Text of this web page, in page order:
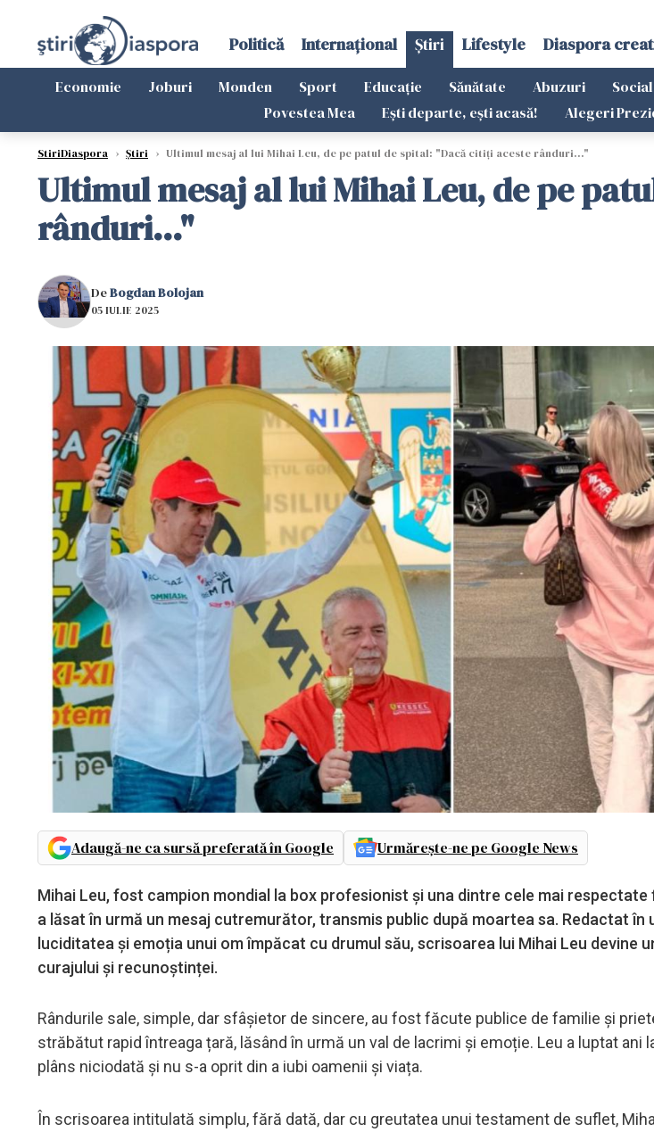
Politică Internațional Știri Lifestyle Diaspora
Economie Joburi Monden Sport Educație Sănătate Abuzuri Social
Povestea Mea
Ești departe, ești acasă! Alegeri
StiriDiaspora › Știri › Ultimul mesaj al lui Mihai Leu, de pe patul de spital: "Dacă citiți aceste rânduri..."
Ultimul mesaj al lui Mihai Leu, de pe
rânduri..."
DeBogdan Bolojan
05 IULIE 2025
Adaugă-ne ca sursă preferată în Google Urmărește-ne pe Google News
Mihai Leu, fost campion mondial la box profesionist și una dintre cele mai
a lăsat în urmă un mesaj cutremurător, transmis public după moartea sa. Redactat în
luciditatea și emoția unui om împăcat cu drumul său, scrisoarea lui Mihai Leu devine
curajului și recunoștinței.
Rândurile sale, simple, dar sfâșietor de sincere, au fost făcute publice de familie și
străbătut rapid întreaga țară, lăsând în urmă un val de lacrimi și emoție. Leu a luptat ani
plâns niciodată și nu s-a oprit din a iubi oamenii și viața.
În scrisoarea intitulată simplu, fără dată, dar cu greutatea unui testament de suflet,